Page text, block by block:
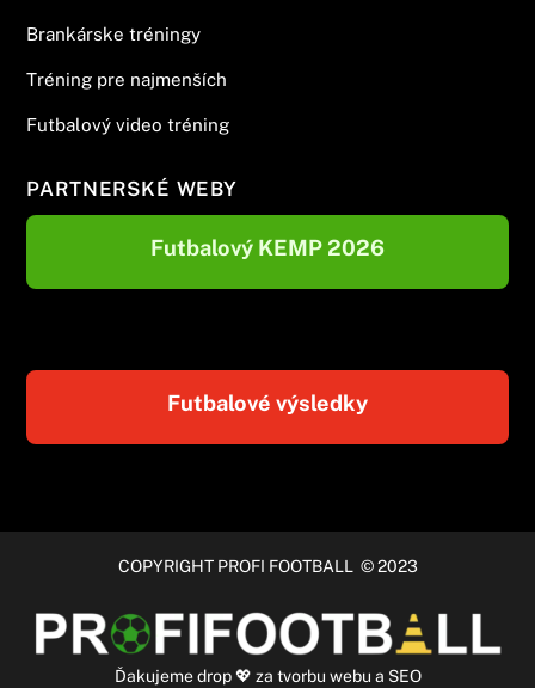
Brankárske tréningy
Tréning pre najmenších
Futbalový video tréning
PARTNERSKÉ WEBY
Futbalový KEMP 2026
Futbalové výsledky
COPYRIGHT PROFI FOOTBALL © 2023
Ďakujemedrop💖 za tvorbu webu a SEO